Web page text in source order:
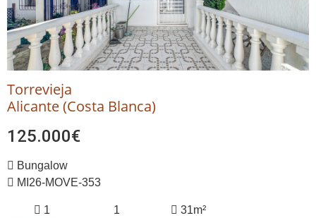
Torrevieja
Alicante (Costa Blanca)
125.000€
Bungalow
MI26-MOVE-353
1 1 31m²